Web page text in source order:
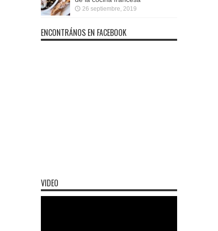
26 septiembre, 2019
ENCONTRÁNOS EN FACEBOOK
VIDEO